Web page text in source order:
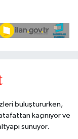
buluştururken,
kaçınıyor ve
sunuyor.